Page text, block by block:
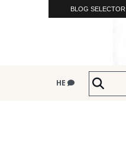
BLOG SELECTOR